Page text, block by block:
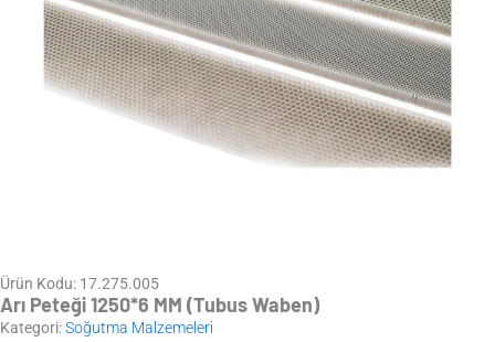
Ürün Kodu: 17.275.005
Arı Peteği 1250*6 MM (Tubus Waben)
Kategori:Soğutma Malzemeleri